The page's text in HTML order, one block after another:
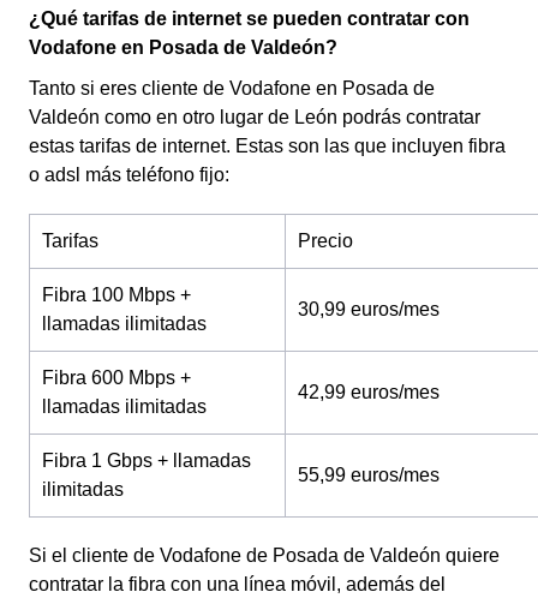
¿Qué tarifas de internet se pueden contratar con
Vodafone en Posada de Valdeón?
Tanto si eres cliente de Vodafone en Posada de
Valdeón como en otro lugar de León podrás contratar
estas tarifas de internet. Estas son las que incluyen fibra
o adsl más teléfono fijo:
Tarifas Precio
Fibra 100 Mbps +
llamadas ilimitadas
30,99 euros/mes
Fibra 600 Mbps +
llamadas ilimitadas
42,99 euros/mes
Fibra 1 Gbps + llamadas
ilimitadas
55,99 euros/mes
Si el cliente de Vodafone de Posada de Valdeón quiere
contratar la fibra con una línea móvil, además del